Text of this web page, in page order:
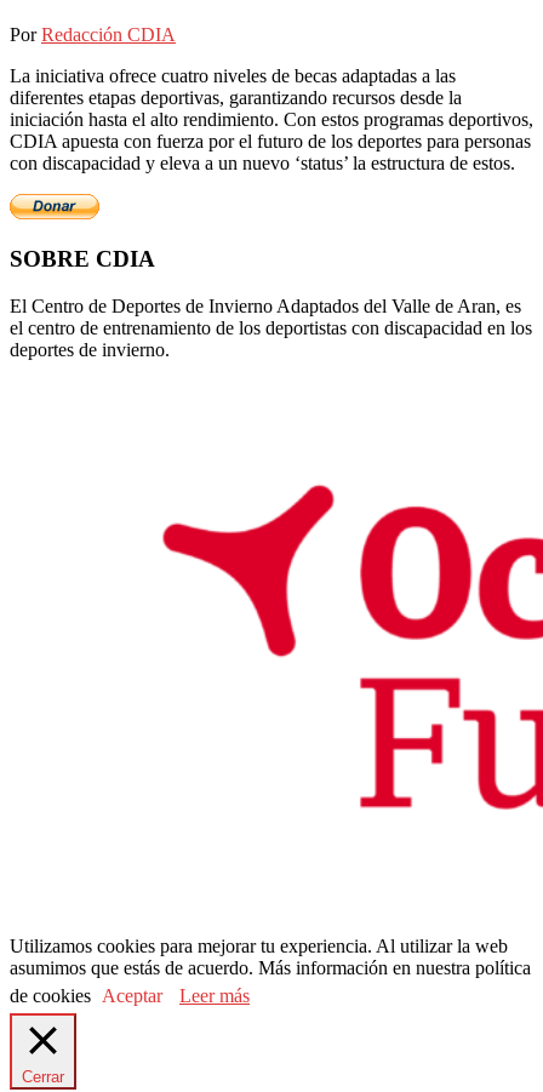
Por Redacción CDIA
La iniciativa ofrece cuatro niveles de becas adaptadas a las
diferentes etapas deportivas, garantizando recursos desde la
iniciación hasta el alto rendimiento. Con estos programas deportivos,
CDIA apuesta con fuerza por el futuro de los deportes para personas
con discapacidad y eleva a un nuevo ‘status’ la estructura de estos.
SOBRE CDIA
El Centro de Deportes de Invierno Adaptados del Valle de Aran, es
el centro de entrenamiento de los deportistas con discapacidad en los
deportes de invierno.
Utilizamos cookies para mejorar tu experiencia. Al utilizar la web
asumimos que estás de acuerdo. Más información en nuestra política
de cookies Aceptar Leer más
Cerrar